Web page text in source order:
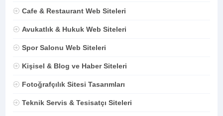
Cafe & Restaurant Web Siteleri
Avukatlık & Hukuk Web Siteleri
Spor Salonu Web Siteleri
Kişisel & Blog ve Haber Siteleri
Fotoğrafçılık Sitesi Tasarımları
Teknik Servis & Tesisatçı Siteleri